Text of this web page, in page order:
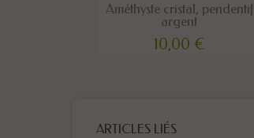
Améthyste cristal, pendentif
argent
10,00 €
ARTICLES LIÉS